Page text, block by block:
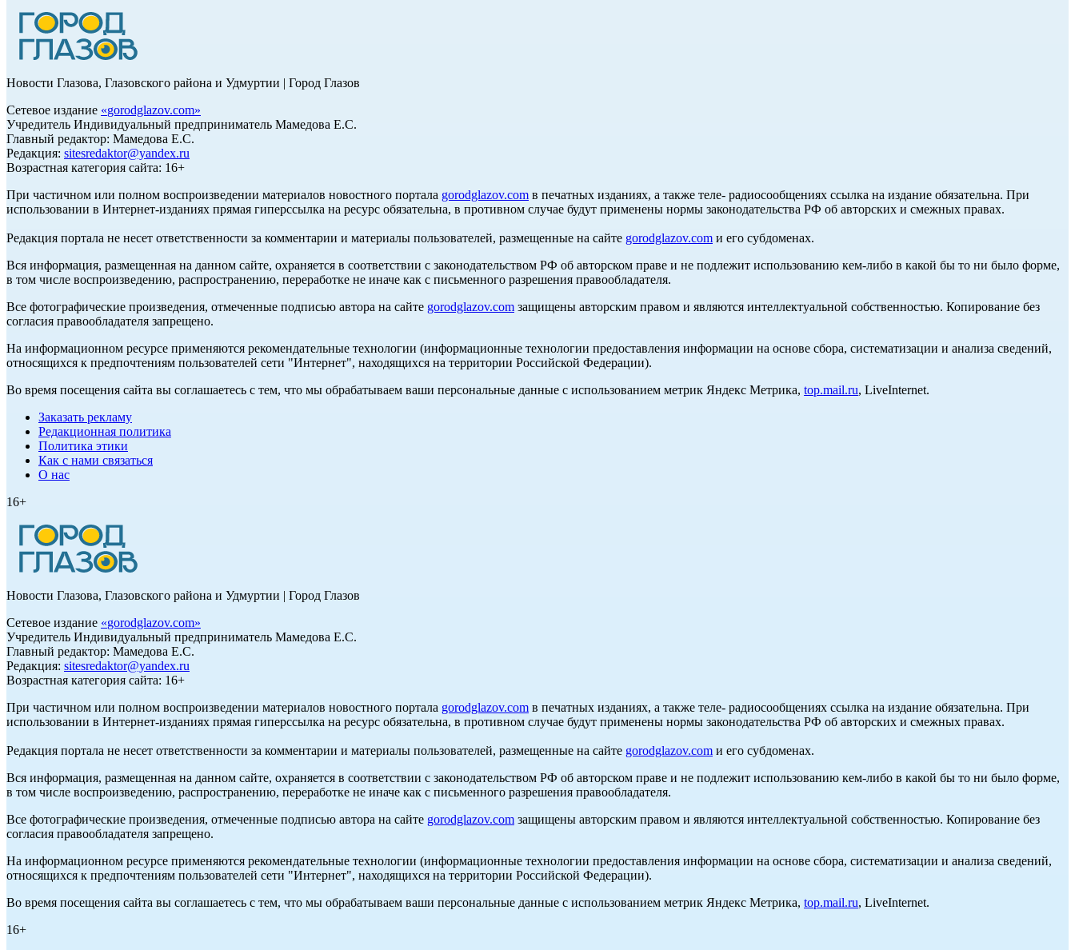
Новости Глазова, Глазовского района и Удмуртии | Город Глазов
Сетевое издание «gorodglazov.com»
Учредитель Индивидуальный предприниматель Мамедова Е.С.
Главный редактор: Мамедова Е.С.
Редакция: sitesredaktor@yandex.ru
Возрастная категория сайта: 16+
При частичном или полном воспроизведении материалов новостного портала gorodglazov.com в печатных изданиях, а также теле- радиосообщениях ссылка на издание обязательна. При
использовании в Интернет-изданиях прямая гиперссылка на ресурс обязательна, в противном случае будут применены нормы законодательства РФ об авторских и смежных правах.
Редакция портала не несет ответственности за комментарии и материалы пользователей, размещенные на сайте gorodglazov.com и его субдоменах.
Вся информация, размещенная на данном сайте, охраняется в соответствии с законодательством РФ об авторском праве и не подлежит использованию кем-либо в какой бы то ни было форме,
в том числе воспроизведению, распространению, переработке не иначе как с письменного разрешения правообладателя.
Все фотографические произведения, отмеченные подписью автора на сайте gorodglazov.com защищены авторским правом и являются интеллектуальной собственностью. Копирование без
согласия правообладателя запрещено.
На информационном ресурсе применяются рекомендательные технологии (информационные технологии предоставления информации на основе сбора, систематизации и анализа сведений,
относящихся к предпочтениям пользователей сети "Интернет", находящихся на территории Российской Федерации).
Во время посещения сайта вы соглашаетесь с тем, что мы обрабатываем ваши персональные данные с использованием метрик Яндекс Метрика, top.mail.ru, LiveInternet.
Заказать рекламу
Редакционная политика
Политика этики
Как с нами связаться
О нас
16+
Новости Глазова, Глазовского района и Удмуртии | Город Глазов
Сетевое издание «gorodglazov.com»
Учредитель Индивидуальный предприниматель Мамедова Е.С.
Главный редактор: Мамедова Е.С.
Редакция: sitesredaktor@yandex.ru
Возрастная категория сайта: 16+
При частичном или полном воспроизведении материалов новостного портала gorodglazov.com в печатных изданиях, а также теле- радиосообщениях ссылка на издание обязательна. При
использовании в Интернет-изданиях прямая гиперссылка на ресурс обязательна, в противном случае будут применены нормы законодательства РФ об авторских и смежных правах.
Редакция портала не несет ответственности за комментарии и материалы пользователей, размещенные на сайте gorodglazov.com и его субдоменах.
Вся информация, размещенная на данном сайте, охраняется в соответствии с законодательством РФ об авторском праве и не подлежит использованию кем-либо в какой бы то ни было форме,
в том числе воспроизведению, распространению, переработке не иначе как с письменного разрешения правообладателя.
Все фотографические произведения, отмеченные подписью автора на сайте gorodglazov.com защищены авторским правом и являются интеллектуальной собственностью. Копирование без
согласия правообладателя запрещено.
На информационном ресурсе применяются рекомендательные технологии (информационные технологии предоставления информации на основе сбора, систематизации и анализа сведений,
относящихся к предпочтениям пользователей сети "Интернет", находящихся на территории Российской Федерации).
Во время посещения сайта вы соглашаетесь с тем, что мы обрабатываем ваши персональные данные с использованием метрик Яндекс Метрика, top.mail.ru, LiveInternet.
16+